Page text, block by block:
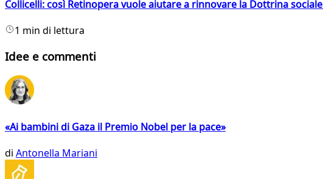
Collicelli: così Retinopera vuole aiutare a rinnovare la Dottrina
1 min di lettura
Idee e commenti
«Ai bambini di Gaza il Premio Nobel per la pace»
di Antonella Mariani